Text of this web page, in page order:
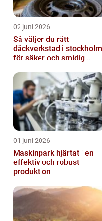
02 juni 2026
Så väljer du rätt
däckverkstad i stockholm
för säker och smidig
01 juni 2026
Maskinpark hjärtat i en
effektiv och robust
produktion